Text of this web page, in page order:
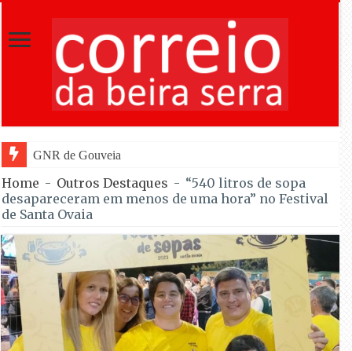
GNR de Gouveia desmantelou alegada rede de fur
Home - Outros Destaques - “540 litros de sopa
desapareceram em menos de uma hora” no Festival
de Santa Ovaia